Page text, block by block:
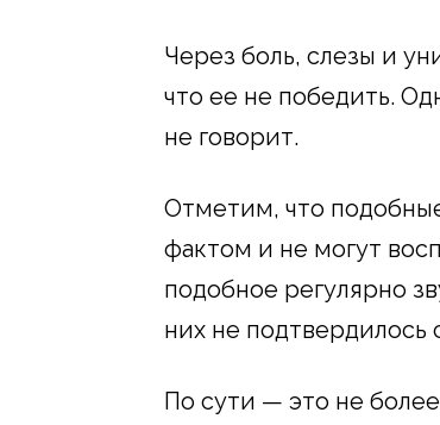
Через боль, слезы и
что ее не победить.
не говорит.
Отметим, что
фактом и не могут
подобное регулярно
них не подтвердилось
По сути — это не